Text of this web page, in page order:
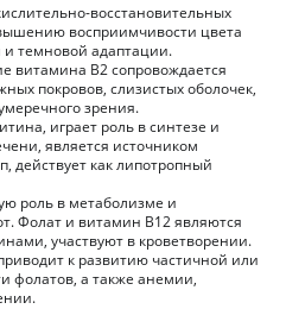
восстановительных
восприимчивости цвета
темновой адаптации.
витамина В2 сопровождается
покровов, слизистых оболочек,
зрения.
играет роль в синтезе и
является источником
действует как липотропный
роль в метаболизме и
Фолат и витамин В12 являются
участвуют в кроветворении.
к развитию частичной или
фолатов, а также анемии,